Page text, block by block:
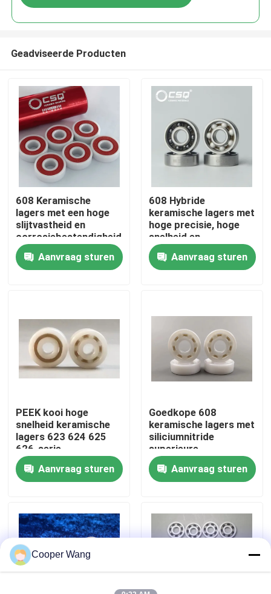
Huis
VR toon
Over ons
Kwaliteitscontrole
Neem contact met ons op
Verzoek om een Citaat
Ceramische Kogellagers
608 Ceramische Lagers
Geadviseerde Producten
608 Keramische
lagers met een hoge
slijtvastheid en
corrosiebestendigheid
voor precieze P5 P4
skateboards en inline
skates
Aanvraag sturen
608 Hybride
keramische lagers met
hoge precisie, hoge
snelheid en
corrosiebestendigheid
voor industriële
toepassingen
Aanvraag sturen
PEEK kooi hoge
snelheid keramische
lagers 623 624 625
626-serie
Aanvraag sturen
Goedkope 608
keramische lagers met
siliciumnitride
superieure
gegarandeerd
Aanvraag sturen
Cooper Wang